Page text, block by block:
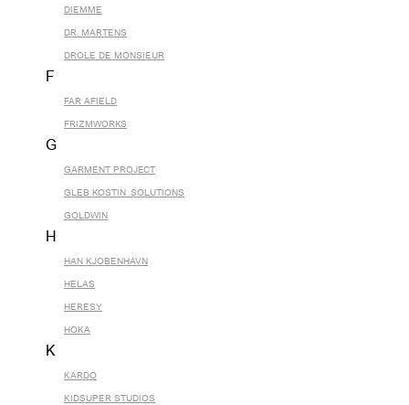
DIEMME
DR. MARTENS
DROLE DE MONSIEUR
F
FAR AFIELD
FRIZMWORKS
G
GARMENT PROJECT
GLEB KOSTIN .SOLUTIONS
GOLDWIN
H
HAN KJOBENHAVN
HELAS
HERESY
HOKA
K
KARDO
KIDSUPER STUDIOS